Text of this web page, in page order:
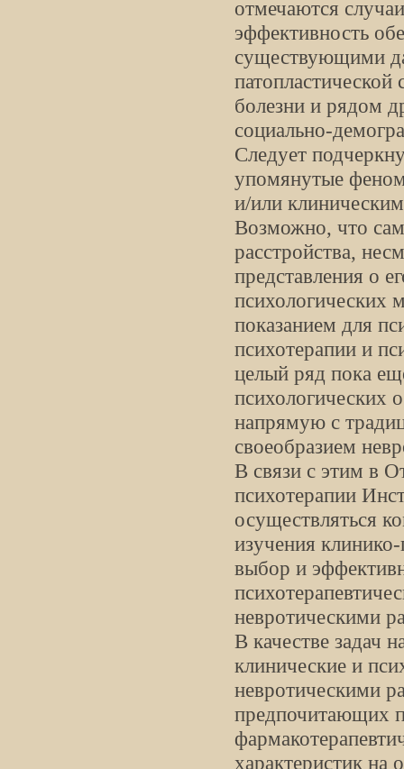
отмечаются
эффективность
существующими
болезни и рядом
социально-
Следует
упомянутые
и/или
Возможно, что
расстройства,
представления о
психологических
показанием для
психотерапии и
целый ряд пока
психологических
напрямую с
своеобразием
В связи с этим в
психотерапии
осуществляться
изучения
выбор и
невротическими
В качестве задач
клинические и
невротическими
предпочитающих
характеристик на